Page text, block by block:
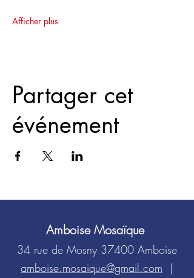
Afficher plus
Partager cet
événement
Amboise Mosaïque
34 rue de Mosny 37400 Amboise
amboise.mosaique@gmail.com |